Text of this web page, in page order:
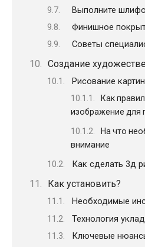
Выполните
Финишное
Советы
Создание
Рисование
Как
изображение для
На что
внимание
Как сделать 3д
Как установить?
Необходимые
Технология
Ключевые